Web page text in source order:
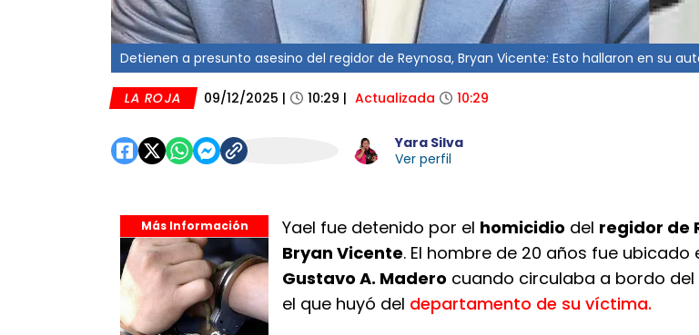
Detienen a presunto asesino del regidor de Reynosa, Bryan Vicente: Esto hallaron en su
LA ROJA 09/12/2025 | 10:29 | Actualizada 10:29
Yara Silva
Ver perfil
Más Información Yael fue detenido por el homicidio del regidor de
Bryan Vicente. El hombre de 20 años fue ubicado
Gustavo A. Madero cuando circulaba a bordo del
el que huyó del departamento de su víctima.